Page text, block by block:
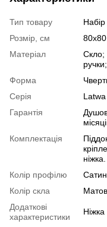
Тип товару
Набір
Розмір, см
80x80
Матеріал
Скло;
Форма
Серія
Гарантія
Комплектація
ніжка.
Колір профілю
Сатин
Колір скла
Додаткові
характеристики
Ніжка